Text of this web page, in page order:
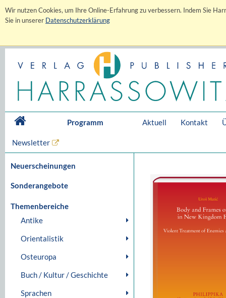
Wir nutzen Cookies, um Ihre Online-Erfahrung zu verbessern. Indem Sie
Sie in unserer Datenschutzerklärung
Programm Aktuell Kontakt
Newsletter
Neuerscheinungen
Sonderangebote
Themenbereiche
Antike
Orientalistik
Osteuropa
Buch / Kultur / Geschichte
Sprachen